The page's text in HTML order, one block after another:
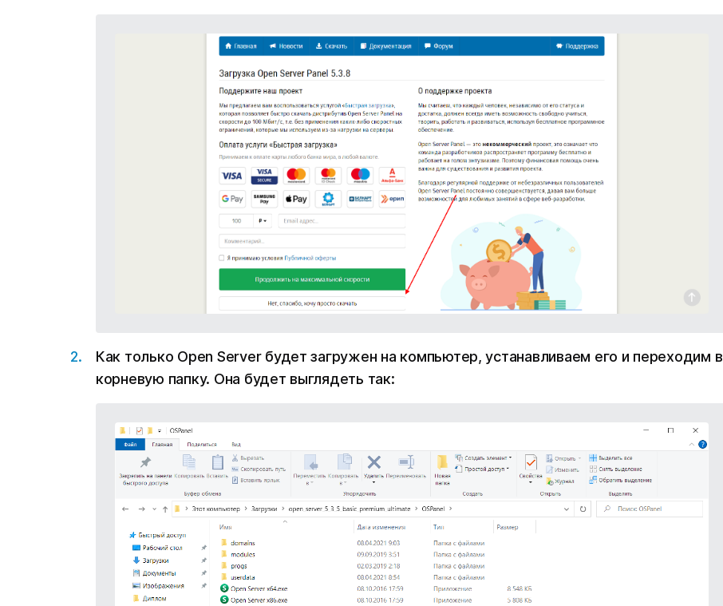
Как только Open Server будет загружен на компьютер, устанавливаем его и переходим в
корневую папку. Она будет выглядеть так: